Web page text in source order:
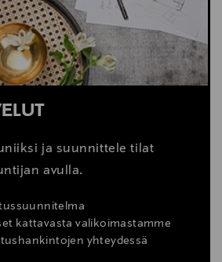
ja suunnittele tilat
avulla.
kattavasta valikoimastamme
yhteydessä